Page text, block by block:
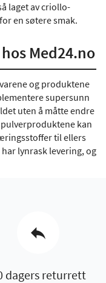
laget av criollo-
en søtere smak.
Med24.no
og produktene
supersunn
uten å måtte endre
kan
til ellers
lynrask levering, og
dagers returrett